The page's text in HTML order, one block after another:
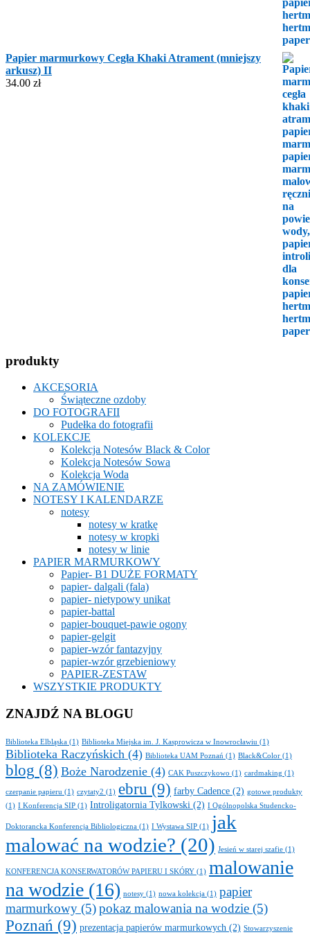
Papier marmurkowy Cegła Khaki Atrament (mniejszy
arkusz) II
34.00 zł
produkty
AKCESORIA
Świąteczne ozdoby
DO FOTOGRAFII
Pudełka do fotografii
KOLEKCJE
Kolekcja Notesów Black & Color
Kolekcja Notesów Sowa
Kolekcja Woda
NA ZAMÓWIENIE
NOTESY I KALENDARZE
notesy
notesy w kratkę
notesy w kropki
notesy w linie
PAPIER MARMURKOWY
Papier- B1 DUŻE FORMATY
papier- dalgali (fala)
papier- nietypowy unikat
papier-battal
papier-bouquet-pawie ogony
papier-gelgit
papier-wzór fantazyjny
papier-wzór grzebieniowy
PAPIER-ZESTAW
WSZYSTKIE PRODUKTY
ZNAJDŹ NA BLOGU
Biblioteka Elbląska (1) Biblioteka Miejska im. J. Kasprowicza w Inowrocławiu (1)
Biblioteka Raczyńskich (4) Biblioteka UAM Poznań (1) Black&Color (1)
blog (8) Boże Narodzenie (4) CAK Puszczykowo (1) cardmaking (1)
czerpanie papieru (1) czytaty2 (1) ebru (9) farby Cadence (2) gotowe produkty
(1) I Konferencja SIP (1) Introligatornia Tylkowski (2) I Ogólnopolska Studencko-
Doktorancka Konferencja Bibliologiczna (1) I Wystawa SIP (1) jak
malować na wodzie? (20) Jesień w starej szafie (1)
KONFERENCJA KONSERWATORÓW PAPIERU I SKÓRY (1) malowanie
na wodzie (16) notesy (1) nowa kolekcja (1) papier
marmurkowy (5)pokaz malowania na wodzie (5)
Poznań (9) prezentacja papierów marmurkowych (2) Stowarzyszenie